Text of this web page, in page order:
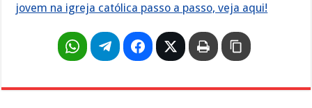
jovem na igreja católica passo a passo, veja aqui!